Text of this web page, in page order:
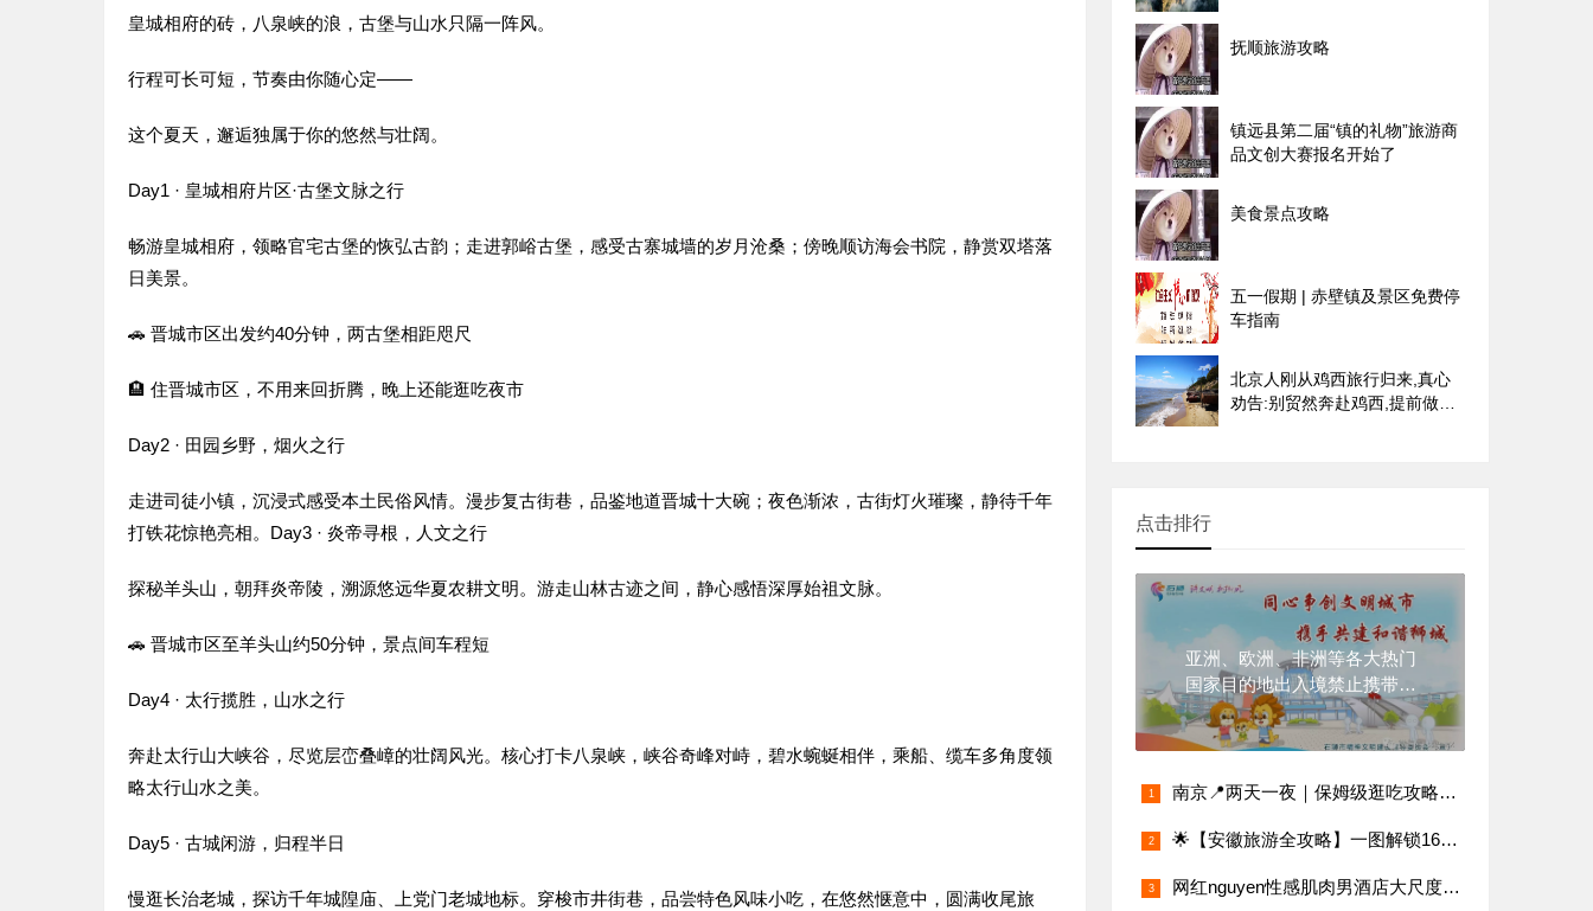
皇城相府的砖，八泉峡的浪，古堡与山水只隔一阵风。
行程可长可短，节奏由你随心定——
这个夏天，邂逅独属于你的悠然与壮阔。
Day1 · 皇城相府片区·古堡文脉之行
畅游皇城相府，领略官宅古堡的恢弘古韵；走进郭峪古堡，感受古寨城墙的岁月沧桑；傍晚顺访海会书院，静赏双塔落
日美景。
🚗 晋城市区出发约40分钟，两古堡相距咫尺
🏨 住晋城市区，不用来回折腾，晚上还能逛吃夜市
Day2 · 田园乡野，烟火之行
走进司徒小镇，沉浸式感受本土民俗风情。漫步复古街巷，品鉴地道晋城十大碗；夜色渐浓，古街灯火璀璨，静待千年
打铁花惊艳亮相。 Day3 · 炎帝寻根，人文之行
探秘羊头山，朝拜炎帝陵，溯源悠远华夏农耕文明。游走山林古迹之间，静心感悟深厚始祖文脉。
🚗 晋城市区至羊头山约50分钟，景点间车程短
Day4 · 太行揽胜，山水之行
奔赴太行山大峡谷，尽览层峦叠嶂的壮阔风光。核心打卡八泉峡，峡谷奇峰对峙，碧水蜿蜒相伴，乘船、缆车多角度领
略太行山水之美。
Day5 · 古城闲游，归程半日
慢逛长治老城，探访千年城隍庙、上党门老城地标。穿梭市井街巷，品尝特色风味小吃，在悠然惬意中，圆满收尾旅
抚顺旅游攻略
镇远县第二届“镇的礼物”旅游商
品文创大赛报名开始了
美食景点攻略
五一假期 | 赤壁镇及景区免费停
车指南
北京人刚从鸡西旅行归来,真心
劝告:别贸然奔赴鸡西,提前做好
点击排行
亚洲、欧洲、非洲等各大热门
国家目的地出入境禁止携带物
品、现金明细
南京📍两天一夜｜保姆级逛吃攻略，超详细
🌟【安徽旅游全攻略】一图解锁16城必玩景点
网红nguyen性感肌肉男酒店大尺度写真,无法阻挡的男性荷尔蒙